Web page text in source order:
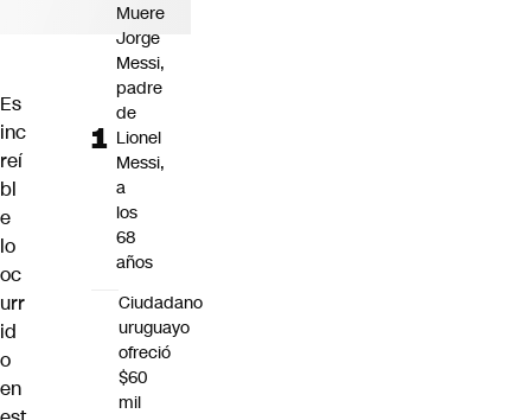
Es
inc
reí
bl
e
lo
oc
urr
id
o
en
Muere
Jorge
Messi,
padre
de
Lionel
Messi,
a
los
68
años
Ciudadano
uruguayo
ofreció
$60
mil